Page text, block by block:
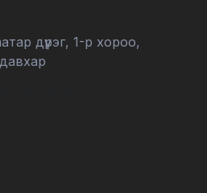
дүүрэг, 1-р хороо,